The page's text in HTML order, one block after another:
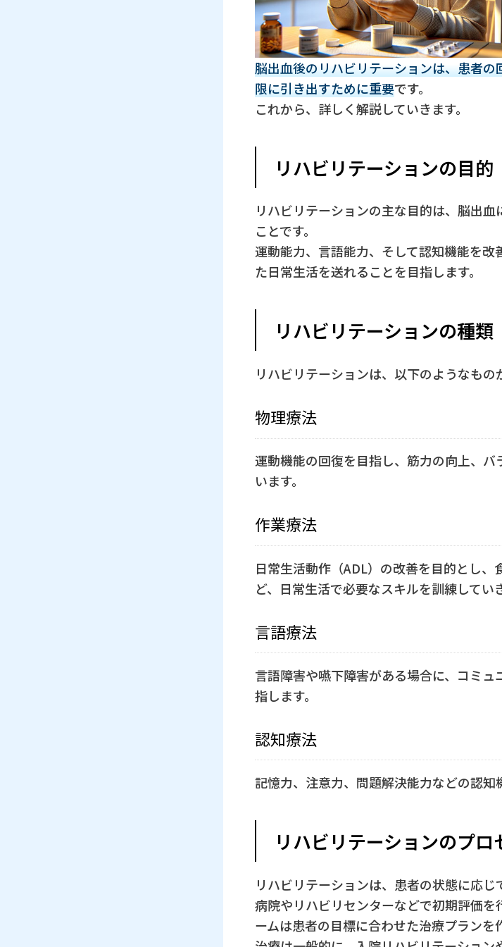
脳出血後のリハビリテーションは、患者
限に引き出すために重要です。
これから、詳しく解説していきます。
リハビリテーションの目的
リハビリテーションの主な目的は、脳出
ことです。
運動能力、言語能力、そして認知機能を改
た日常生活を送れることを目指します。
リハビリテーションの種類
リハビリテーションは、以下のようなもの
物理療法
運動機能の回復を目指し、筋力の向上、
います。
作業療法
日常生活動作（ADL）の改善を目的とし、
ど、日常生活で必要なスキルを訓練してい
言語療法
言語障害や嚥下障害がある場合に、コミ
指します。
認知療法
記憶力、注意力、問題解決能力などの認知
リハビリテーションのプロ
リハビリテーションは、患者の状態に応じ
病院やリハビリセンターなどで初期評価
ームは患者の目標に合わせた治療プランを